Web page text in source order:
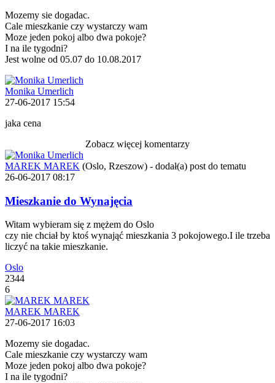
Mozemy sie dogadac.
Cale mieszkanie czy wystarczy wam
Moze jeden pokoj albo dwa pokoje?
I na ile tygodni?
Jest wolne od 05.07 do 10.08.2017
Monika Umerlich
27-06-2017 15:54
jaka cena
Zobacz więcej komentarzy
MAREK MAREK (Oslo, Rzeszow) - dodał(a) post do tematu
26-06-2017 08:17
Mieszkanie do Wynajęcia
Witam wybieram się z mężem do Oslo
czy nie chciał by ktoś wynająć mieszkania 3 pokojowego.I ile trzeba
liczyć na takie mieszkanie.
Oslo
2344
6
MAREK MAREK
27-06-2017 16:03
Mozemy sie dogadac.
Cale mieszkanie czy wystarczy wam
Moze jeden pokoj albo dwa pokoje?
I na ile tygodni?